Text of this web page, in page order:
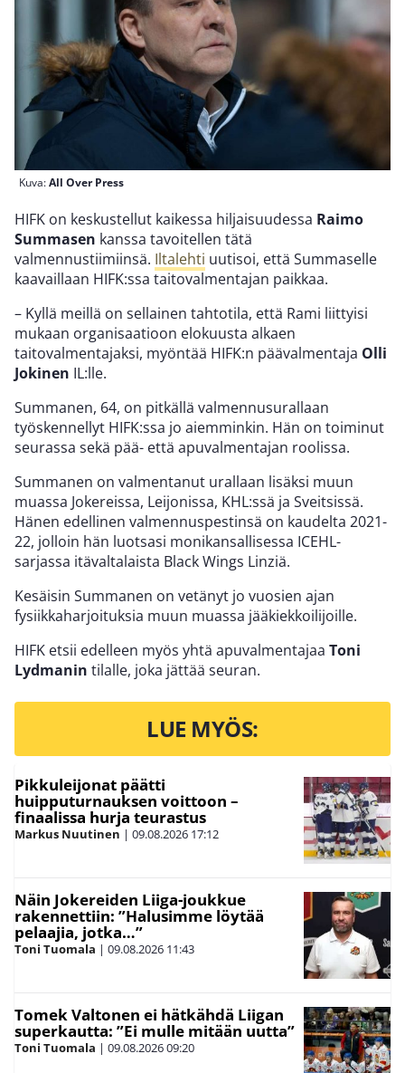
Kuva:All Over Press
HIFK on keskustellut kaikessa hiljaisuudessa Raimo
Summasen kanssa tavoitellen tätä
valmennustiimiinsä. Iltalehti uutisoi, että Summaselle
kaavaillaan HIFK:ssa taitovalmentajan paikkaa.
– Kyllä meillä on sellainen tahtotila, että Rami liittyisi
mukaan organisaatioon elokuusta alkaen
taitovalmentajaksi, myöntää HIFK:n päävalmentaja Olli
Jokinen IL:lle.
Summanen, 64, on pitkällä valmennusurallaan
työskennellyt HIFK:ssa jo aiemminkin. Hän on toiminut
seurassa sekä pää- että apuvalmentajan roolissa.
Summanen on valmentanut urallaan lisäksi muun
muassa Jokereissa, Leijonissa, KHL:ssä ja Sveitsissä.
Hänen edellinen valmennuspestinsä on kaudelta 2021-
22, jolloin hän luotsasi monikansallisessa ICEHL-
sarjassa itävaltalaista Black Wings Linziä.
Kesäisin Summanen on vetänyt jo vuosien ajan
fysiikkaharjoituksia muun muassa jääkiekkoilijoille.
HIFK etsii edelleen myös yhtä apuvalmentajaa Toni
Lydmanin tilalle, joka jättää seuran.
LUE MYÖS:
Pikkuleijonat päätti
huipputurnauksen voittoon –
finaalissa hurja teurastus
Markus Nuutinen | 09.08.2026 17:12
Näin Jokereiden Liiga-joukkue
rakennettiin: ”Halusimme löytää
pelaajia, jotka…”
Toni Tuomala | 09.08.2026 11:43
Tomek Valtonen ei hätkähdä Liigan
superkautta: ”Ei mulle mitään uutta”
Toni Tuomala | 09.08.202609:20